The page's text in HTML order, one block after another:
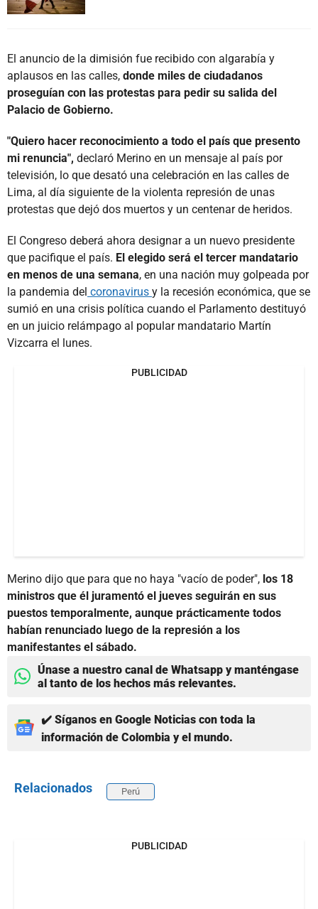
El anuncio de la dimisión fue recibido con algarabía y
aplausos en las calles, donde miles de ciudadanos
proseguían con las protestas para pedir su salida del
Palacio de Gobierno.
"Quiero hacer reconocimiento a todo el país que presento
mi renuncia", declaró Merino en un mensaje al país por
televisión, lo que desató una celebración en las calles de
Lima, al día siguiente de la violenta represión de unas
protestas que dejó dos muertos y un centenar de heridos.
El Congreso deberá ahora designar a un nuevo presidente
que pacifique el país. El elegido será el tercer mandatario
en menos de una semana, en una nación muy golpeada por
la pandemia del coronavirus y la recesión económica, que se
sumió en una crisis política cuando el Parlamento destituyó
en un juicio relámpago al popular mandatario Martín
Vizcarra el lunes.
PUBLICIDAD
Merino dijo que para que no haya "vacío de poder", los 18
ministros que él juramentó el jueves seguirán en sus
puestos temporalmente, aunque prácticamente todos
habían renunciado luego de la represión a los
manifestantes el sábado.
Únase a nuestro canal de Whatsapp y manténgase
al tanto de los hechos más relevantes.
✔️ Síganos en Google Noticias con toda la
información de Colombia y el mundo.
Relacionados Perú
PUBLICIDAD